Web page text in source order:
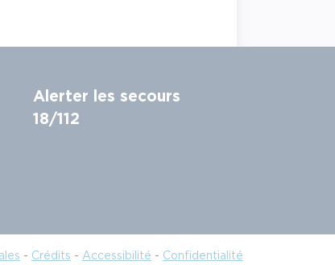
Alerter les secours
18/112
- Crédits - Accessibilité - Confidentialité